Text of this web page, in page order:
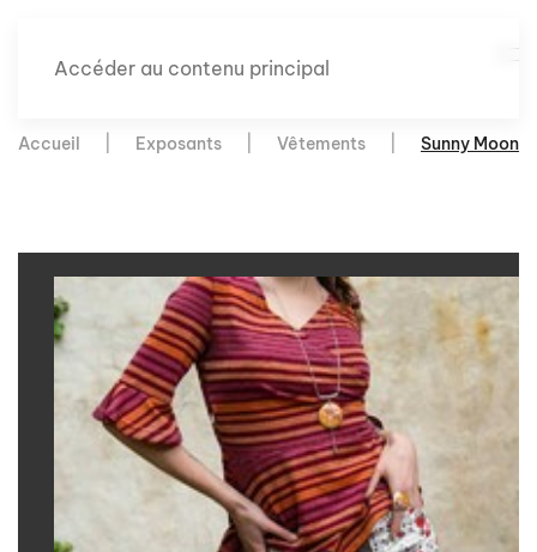
Accéder au contenu principal
Accueil Exposants Vêtements Sunny Moon